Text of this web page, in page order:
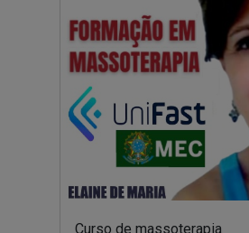
Curso de massoterapia